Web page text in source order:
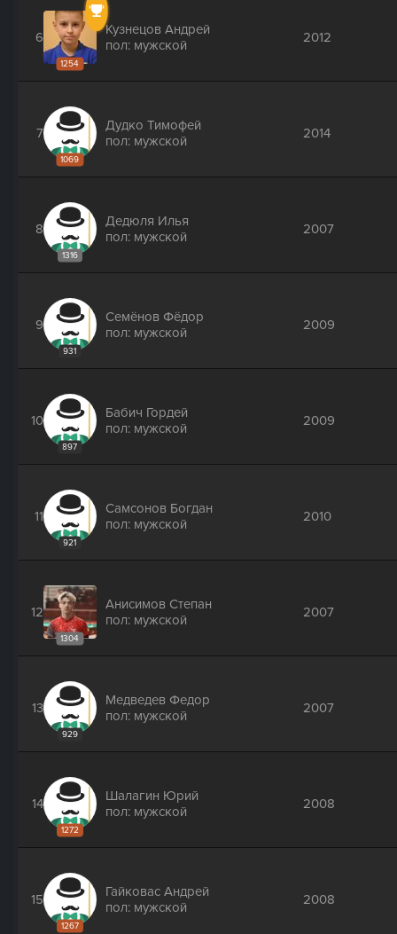
6
1254
Кузнецов Андрей
пол: мужской
2012
7
1069
Дудко Тимофей
пол: мужской
2014
8
1316
Дедюля Илья
пол: мужской
2007
9
931
Семёнов Фёдор
пол: мужской
2009
10
897
Бабич Гордей
пол: мужской
2009
11
921
Самсонов Богдан
пол: мужской
2010
12
1304
Анисимов Степан
пол: мужской
2007
13
929
Медведев Федор
пол: мужской
2007
14
1272
Шалагин Юрий
пол: мужской
2008
15
1267
Гайковас Андрей
пол: мужской
2008